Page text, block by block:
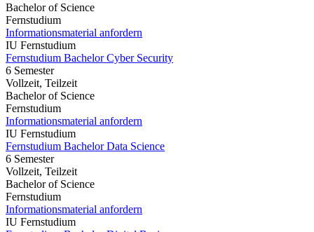
Bachelor of Science
Fernstudium
Informationsmaterial anfordern
IU Fernstudium
Fernstudium Bachelor Cyber Security
6 Semester
Vollzeit, Teilzeit
Bachelor of Science
Fernstudium
Informationsmaterial anfordern
IU Fernstudium
Fernstudium Bachelor Data Science
6 Semester
Vollzeit, Teilzeit
Bachelor of Science
Fernstudium
Informationsmaterial anfordern
IU Fernstudium